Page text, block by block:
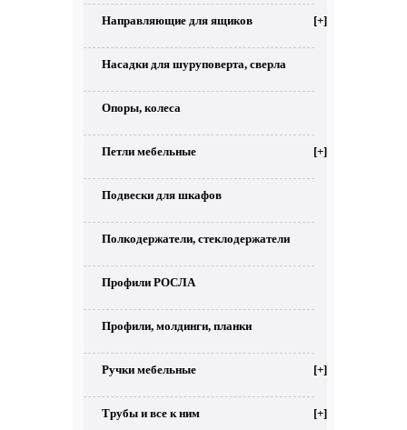
Направляющие для ящиков [+]
Насадки для шуруповерта, сверла
Опоры, колеса
Петли мебельные [+]
Подвески для шкафов
Полкодержатели, стеклодержатели
Профили РОСЛА
Профили, молдинги, планки
Ручки мебельные [+]
Трубы и все к ним [+]